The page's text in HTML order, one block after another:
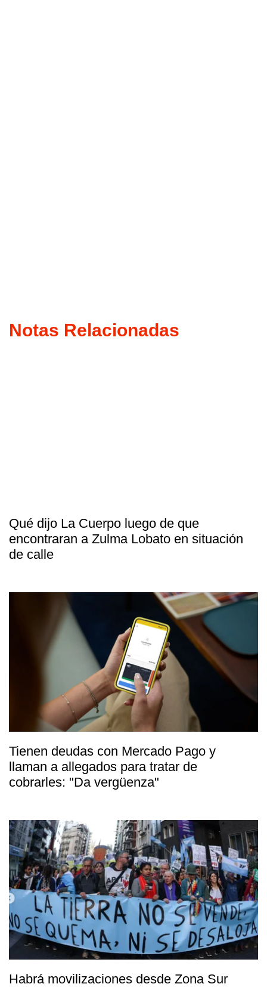
Notas Relacionadas
Qué dijo La Cuerpo luego de que
encontraran a Zulma Lobato en situación
de calle
Tienen deudas con Mercado Pago y
llaman a allegados para tratar de
cobrarles: "Da vergüenza"
Habrá movilizaciones desde Zona Sur